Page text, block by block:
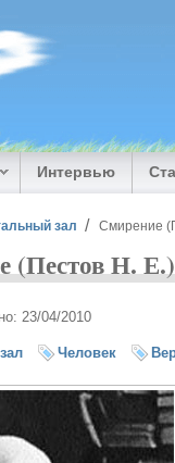
Интервью
зал Смирение
(Пестов Н. Е.)
23/04/2010
Человек